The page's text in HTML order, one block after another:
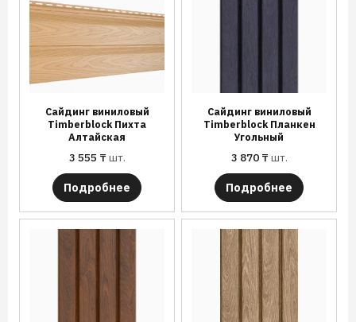
Сайдинг виниловый
Timberblock Пихта
Алтайская
3 555 ₸шт.
Подробнее
Сайдинг виниловый
Timberblock Планкен
Угольный
3 870 ₸шт.
Подробнее